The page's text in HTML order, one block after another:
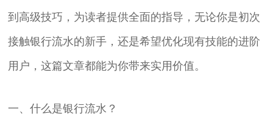
到高级技巧，为读者提供全面的指导，无论你是初次
接触银行流水的新手，还是希望优化现有技能的进阶
用户，这篇文章都能为你带来实用价值。
一、什么是银行流水？